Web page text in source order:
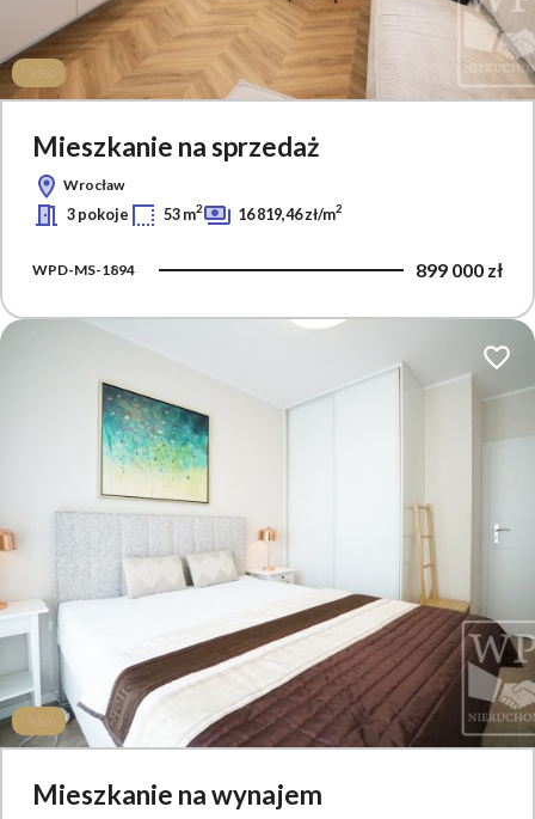
Video
Mieszkanie na sprzedaż
Wrocław
3 pokoje 53 m2 16 819,46 zł/m2
WPD-MS-1894 899 000 zł
Video
Dodaj
Mieszkanie na wynajem